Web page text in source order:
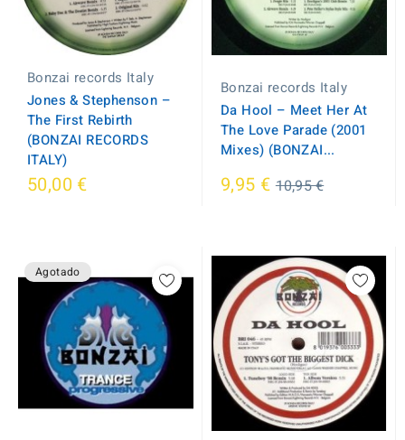
Bonzai records Italy
Jones & Stephenson ‎–
The First Rebirth
(BONZAI RECORDS
ITALY)
50,00 €
Bonzai records Italy
Da Hool ‎– Meet Her At
The Love Parade (2001
Mixes) (BONZAI...
9,95 €Regular
10,95 €
Agotado